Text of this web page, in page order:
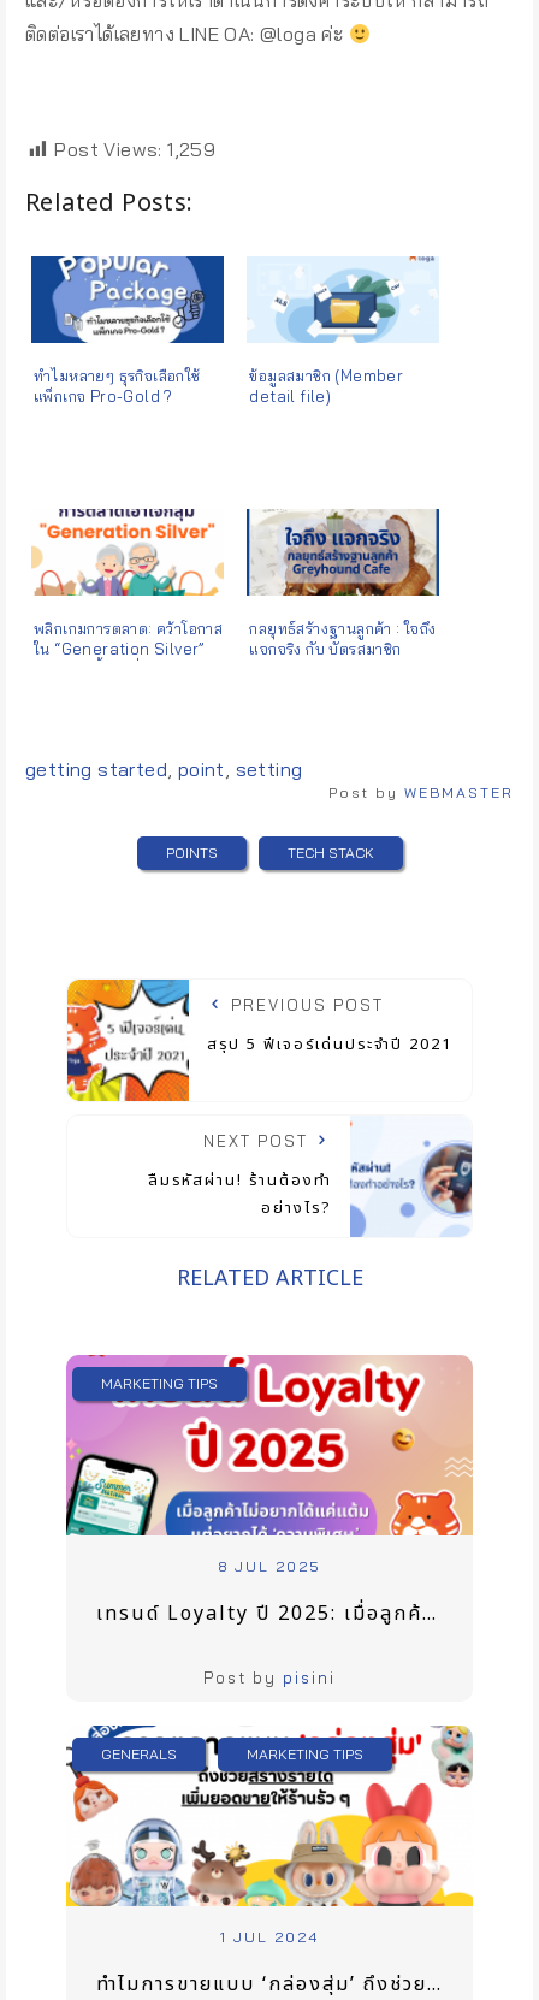
ติดต่อเราได้เลยทาง LINE OA: @loga ค่ะ
Post Views: 1,259
Related Posts:
ทำไมหลายๆ ธุรกิจเลือกใช้
แพ็กเกจ Pro-Gold ?
ข้อมูลสมาชิก (Member
detail file)
พลิกเกมการตลาด: คว้าโอกาส
ใน “Generation Silver”
กลยุทธ์สร้างฐานลูกค้า : ใจถึง
แจกจริง กับ บัตรสมาชิก
Tags:
getting started, point, setting
Post by WEBMASTER
POINTS TECH STACK
PREVIOUS POST
สรุป 5 ฟีเจอร์เด่นประจำปี 2021
NEXT POST
ลืมรหัสผ่าน! ร้านต้องทำ
อย่างไร?
RELATED ARTICLE
MARKETING TIPS
8 JUL 2025
เทรนด์ Loyalty ปี 2025: เมื่อลูกค้าไม่อยากได้แค่แต้ม แต่อยากได้ ‘ความพิเศษ’
Post by pisini
GENERALS MARKETING TIPS
1 JUL 2024
ทำไมการขายแบบ ‘กล่องสุ่ม’ ถึงช่วยสร้างรายได้ เพิ่มยอดขายให้ร้านรัว ๆ